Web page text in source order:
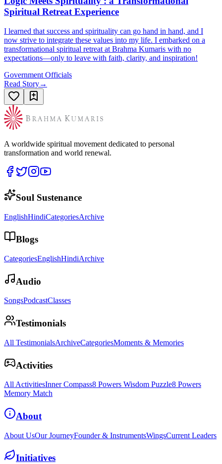
Spiritual Retreat Experience
I learned that success and spirituality can go hand in hand, and I
now strive to integrate these values into my life. I embarked on a
transformational spiritual retreat at Brahma Kumaris with no
expectations—only to leave with faith, clarity, and inspiration!
Government Officials
Read Story→
A worldwide spiritual movement dedicated to personal
transformation and world renewal.
Soul Sustenance
EnglishHindiCategoriesArchive
Blogs
CategoriesEnglishHindiArchive
Audio
SongsPodcastClasses
Testimonials
All TestimonialsArchiveCategoriesMoments & Memories
Activities
All ActivitiesInner Compass8 Powers Wisdom Puzzle8 Powers
Memory Match
About
About UsOur JourneyFounder & InstrumentsWingsCurrent Leaders
Initiatives